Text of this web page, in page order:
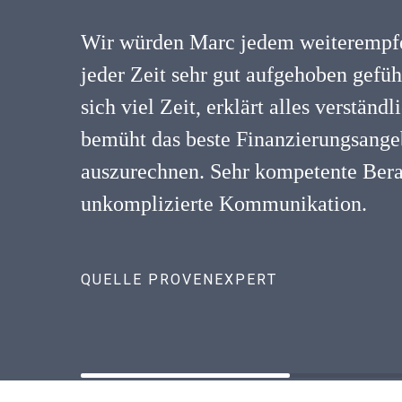
Wir würden Marc jedem
jeder Zeit sehr gut aufgehoben
sich viel Zeit, erklärt alles
bemüht das beste
auszurechnen. Sehr kompetente
unkomplizierte Kommunikation.
QUELLE PROVENEXPERT